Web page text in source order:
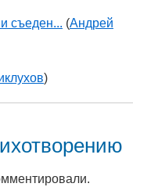
съеден... (Андрей
)